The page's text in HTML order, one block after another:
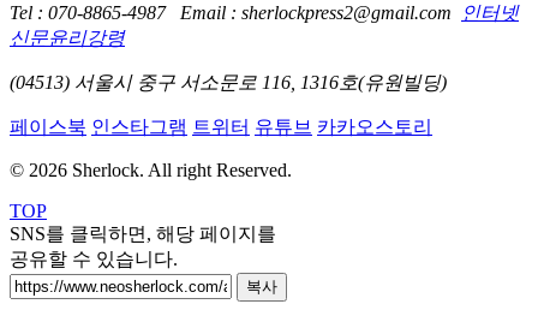
Tel : 070-8865-4987 Email : sherlockpress2@gmail.com
인터넷
신문윤리강령
(04513) 서울시 중구 서소문로 116, 1316호(유원빌딩)
페이스북 인스타그램 트위터 유튜브 카카오스토리
© 2026 Sherlock. All right Reserved.
TOP
SNS를 클릭하면, 해당 페이지를
공유할 수 있습니다.
복사